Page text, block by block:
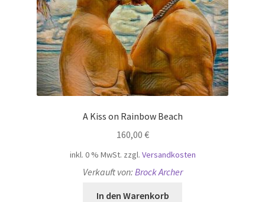
A Kiss on Rainbow Beach
160,00 €
inkl. 0 % MwSt. zzgl. Versandkosten
Verkauft von: Brock Archer
In den Warenkorb